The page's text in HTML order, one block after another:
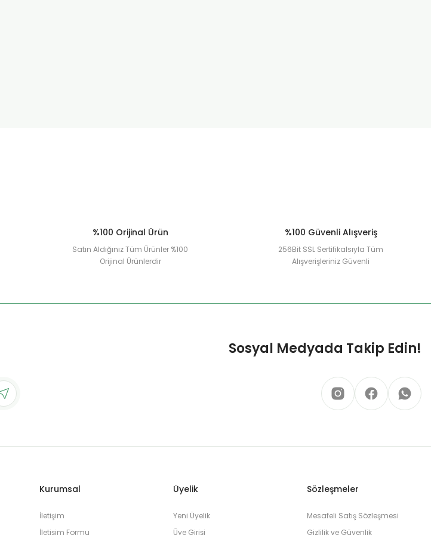
%100 Orijinal Ürün
Satın Aldığınız Tüm Ürünler %100
Orijinal Ürünlerdir
%100 Güvenli Alışveriş
256Bit SSL Sertifikalsıyla Tüm
Alışverişleriniz Güvenli
Sosyal Medyada Takip Edin!
Kurumsal
İletişim
İletişim Formu
Üyelik
Yeni Üyelik
Üye Girişi
Sözleşmeler
Mesafeli Satış Sözleşmesi
Gizlilik ve Güvenlik